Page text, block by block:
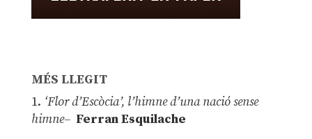
MÉS LLEGIT
1. ‘Flor d’Escòcia’, l’himne d’una nació sense
himne– Ferran Esquilache